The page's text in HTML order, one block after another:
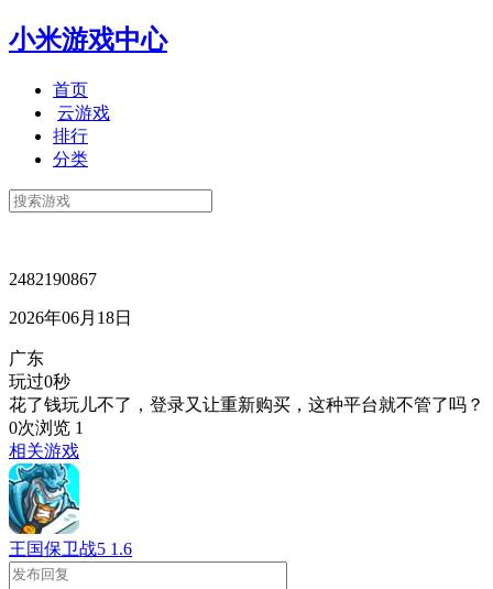
小米游戏中心
首页
云游戏
排行
分类
2482190867
2026年06月18日
广东
玩过0秒
花了钱玩儿不了，登录又让重新购买，这种平台就不管了吗？
0次浏览 1
相关游戏
王国保卫战5 1.6